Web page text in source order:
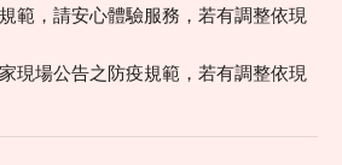
範，請安心體驗服務，若有調整依現
現場公告之防疫規範，若有調整依現